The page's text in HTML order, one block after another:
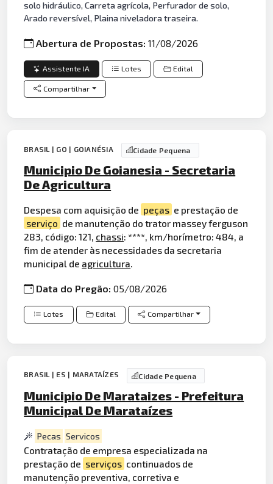
solo hidráulico, Carreta agrícola, Perfurador de solo,
Arado reversível, Plaina niveladora traseira.
Abertura de Propostas:11/08/2026
Assistente IA Lotes Edital
Compartilhar
BRASIL | GO | GOIANÉSIA Cidade Pequena
Municipio De Goianesia - Secretaria
De Agricultura
Despesa com aquisição de peças e prestação de
serviço de manutenção do trator massey ferguson
283, código: 121, chassi: ****, km/horímetro: 484, a
fim de atender às necessidades da secretaria
municipal de agricultura
Data do Pregão:05/08/2026
Lotes Edital Compartilhar
BRASIL | ES | MARATAÍZES Cidade Pequena
Municipio De Marataizes - Prefeitura
Municipal De Marataízes
Pecas Servicos
Contratação de empresa especializada na
prestação de serviços continuados de
manutenção preventiva, corretiva e